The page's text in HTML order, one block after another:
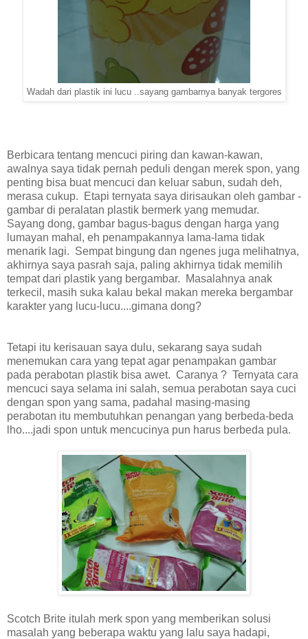
Wadah dari plastik ini lucu ..sayang gambarnya banyak tergores
Berbicara tentang mencuci piring dan kawan-kawan,
awalnya saya tidak pernah peduli dengan merek spon, yang
penting bisa buat mencuci dan keluar sabun, sudah deh,
merasa cukup. Etapi ternyata saya dirisaukan oleh gambar -
gambar di peralatan plastik bermerk yang memudar.
Sayang dong, gambar bagus-bagus dengan harga yang
lumayan mahal, eh penampakannya lama-lama tidak
menarik lagi. Sempat bingung dan ngenes juga melihatnya,
akhirnya saya pasrah saja, paling akhirnya tidak memilih
tempat dari plastik yang bergambar. Masalahnya anak
terkecil, masih suka kalau bekal makan mereka bergambar
karakter yang lucu-lucu....gimana dong?
Tetapi itu kerisauan saya dulu, sekarang saya sudah
menemukan cara yang tepat agar penampakan gambar
pada perabotan plastik bisa awet. Caranya ? Ternyata cara
mencuci saya selama ini salah, semua perabotan saya cuci
dengan spon yang sama, padahal masing-masing
perabotan itu membutuhkan penangan yang berbeda-beda
lho....jadi spon untuk mencucinya pun harus berbeda pula.
Scotch Brite itulah merk spon yang memberikan solusi
masalah yang beberapa waktu yang lalu saya hadapi,